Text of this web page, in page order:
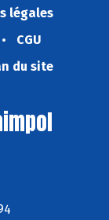
légales
CGU
du site